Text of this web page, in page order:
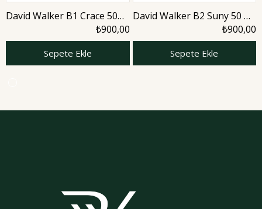
David Walker B1 Crace 50
ml Kadın Parfüm | Aromatic
₺900,00
Sepete Ekle
David Walker B2 Suny 50 ml
Kadın Parfüm | Aromatic
₺900,00
Sepete Ekle